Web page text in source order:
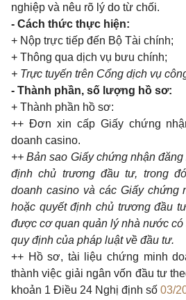
nghiệp và nêu rõ lý do từ chối.
- Cách thức thực hiện:
+ Nộp trực tiếp đến Bộ Tài chính;
+ Thông qua dịch vụ bưu chính;
+ Trực tuyến trên Cổng dịch vụ
- Thành phần, số lượng hồ sơ:
+ Thành phần hồ sơ:
++ Đơn xin cấp Giấy chứng
doanh casino.
++ Bản sao Giấy chứng nhận
định chủ trương đầu tư, trong
doanh casino và các Giấy chứng
hoặc quyết định chủ trương đầu
được cơ quan quản lý nhà nước có
quy định của pháp luật về đầu tư.
++ Hồ sơ, tài liệu chứng minh
thành việc giải ngân vốn đầu tư
khoản 1 Điều 24 Nghị định số 03/